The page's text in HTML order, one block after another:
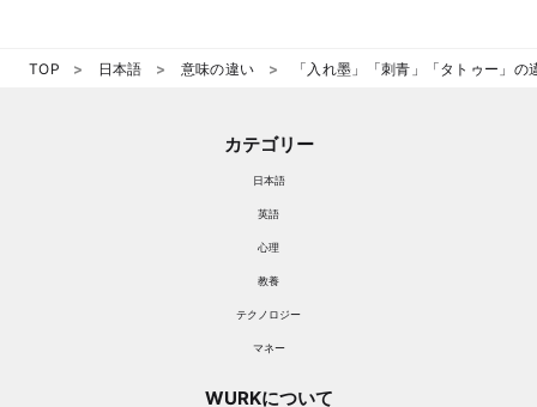
TOP 日本語 意味の違い 「入れ墨」「刺青」「タトゥー」の
カテゴリー
日本語
英語
心理
教養
テクノロジー
マネー
WURKについて